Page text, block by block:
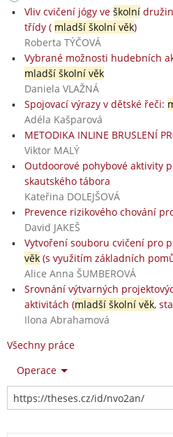
Vliv cvičení jógy ve školní
třídy ( mladší školní věk)
Roberta TÝČOVÁ
Vybrané možnosti hudebních
mladší školní věk
Daniela VLAŽNÁ
Spojovací výrazy v dětské řeči:
Adéla Kašparová
METODIKA INLINE BRUSLENÍ
Viktor MALÝ
Outdoorové pohybové aktivity
skautského tábora
Kateřina DOLEJŠOVÁ
Prevence rizikového chování
David JAKEŠ
Vytvoření souboru cvičení pro
věk(s využitím základních
Alice Anna ŠUMBEROVÁ
Srovnání výtvarných
aktivitách (mladší školní věk,
Ilona Abrahamová
Všechny práce
Operace